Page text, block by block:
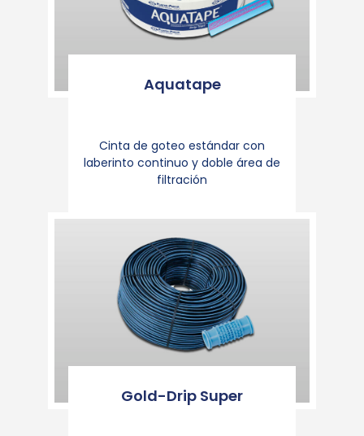
Aquatape
Cinta de goteo estándar con
laberinto continuo y doble área de
filtración
Gold-Drip Super